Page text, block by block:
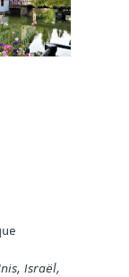
Israël,